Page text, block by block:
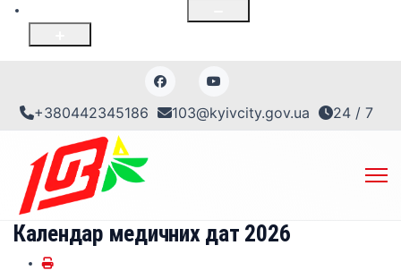
+380442345186 103@kyivcity.gov.ua 24 / 7
Календар медичних дат 2026